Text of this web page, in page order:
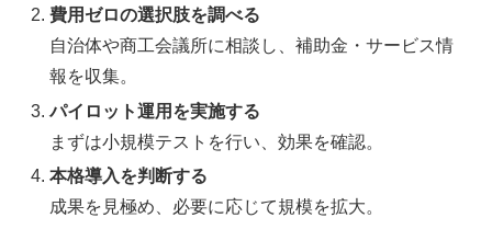
費用ゼロの選択肢を調べる
自治体や商工会議所に相談し、補助金・サービス情
報を収集。
パイロット運用を実施する
まずは小規模テストを行い、効果を確認。
本格導入を判断する
成果を見極め、必要に応じて規模を拡大。